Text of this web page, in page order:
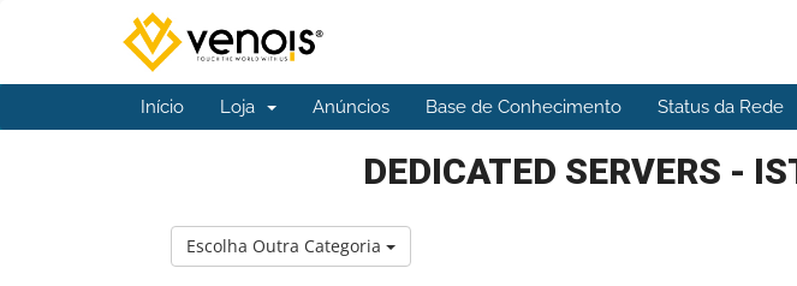
Início Loja Anúncios Base de Conhecimento Status da Rede
DEDICATED SERVERS -
Escolha Outra Categoria